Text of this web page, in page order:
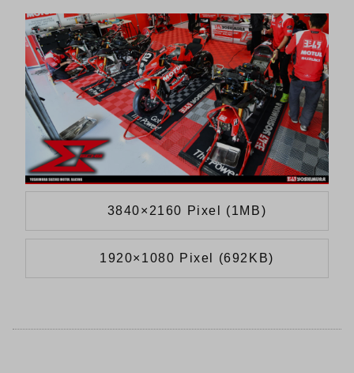
3840×2160 Pixel (1MB)
1920×1080 Pixel (692KB)